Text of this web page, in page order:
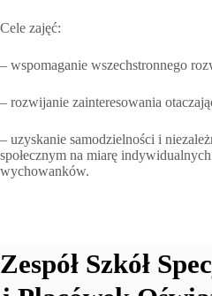
Cele zajęć:
– wspomaganie wszechstronnego
– rozwijanie zainteresowania
– uzyskanie samodzielności i
społecznym na miarę
wychowanków.